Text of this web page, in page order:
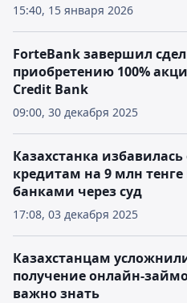
15:40, 15 января 2026
09:00, 30 декабря 2025
ForteBank завершил
приобретению 100%
Credit Bank
17:08, 03 декабря 2025
Казахстанка избавилась
кредитам на 9 млн тенге
банками через суд
Казахстанцам
получение онлайн-
важно знать